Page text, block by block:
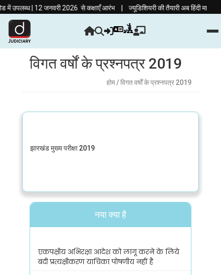
| 12 जनवरी 2026 से कक्षाएँ आरंभ| ज्यूडिशियरी की तैयारी अब हिंदी माध्यम
विगत वर्षों के प्रश्नपत्र 2019
होम/ विगत वर्षों के प्रश्नपत्र 2019
झारखंड मुख्य परीक्षा 2019
नया क्या है
एकपक्षीय अभिरक्षा आदेश को लागू करने के लिये
बंदी प्रत्यक्षीकरण याचिका पोषणीय नहीं है